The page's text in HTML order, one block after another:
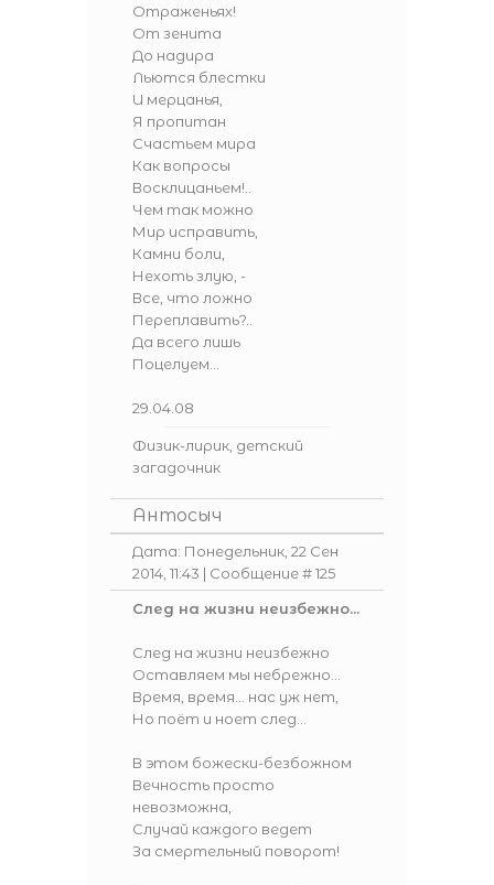
Отраженьях!
От зенита
До надира
Льются блестки
И мерцанья,
Я пропитан
Счастьем мира
Как вопросы
Восклицаньем!..
Чем так можно
Мир исправить,
Камни боли,
Нехоть злую, -
Все, что ложно
Переплавить?..
Да всего лишь
Поцелуем...
29.04.08
Физик-лирик, детский
загадочник
Антосыч
Дата: Понедельник, 22 Сен
2014, 11:43 | Сообщение #125
След на жизни неизбежно...
След на жизни неизбежно
Оставляем мы небрежно...
Время, время... нас уж нет,
Но поёт и ноет след...
В этом божески-безбожном
Вечность просто
невозможна,
Случай каждого ведет
За смертельный поворот!